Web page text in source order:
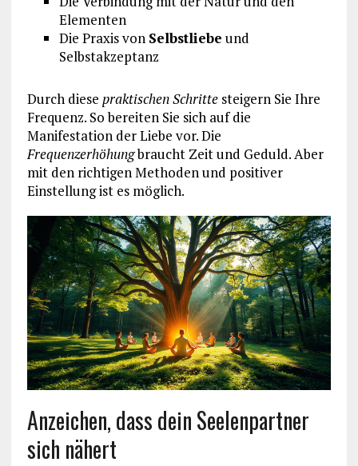
Elementen
Die Praxis von Selbstliebe und
Selbstakzeptanz
Durch diese praktischen Schrittesteigern Sie Ihre
Frequenz. So bereiten Sie sich auf die
Manifestation der Liebe vor. Die
Frequenzerhöhungbraucht Zeit und Geduld. Aber
mit den richtigen Methoden und positiver
Einstellung ist es möglich.
Anzeichen, dass dein Seelenpartner
sich nähert